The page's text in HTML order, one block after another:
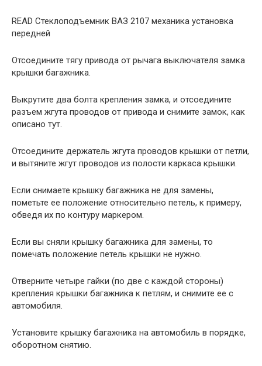
READ Стеклоподъемник ВАЗ 2107 механика установка
передней
Отсоедините тягу привода от рычага выключателя замка
крышки багажника.
Выкрутите два болта крепления замка, и отсоедините
разъем жгута проводов от привода и снимите замок, как
описано тут.
Отсоедините держатель жгута проводов крышки от петли,
и вытяните жгут проводов из полости каркаса крышки.
Если снимаете крышку багажника не для замены,
пометьте ее положение относительно петель, к примеру,
обведя их по контуру маркером.
Если вы сняли крышку багажника для замены, то
помечать положение петель крышки не нужно.
Отверните четыре гайки (по две с каждой стороны)
крепления крышки багажника к петлям, и снимите ее с
автомобиля.
Установите крышку багажника на автомобиль в порядке,
оборотном снятию.